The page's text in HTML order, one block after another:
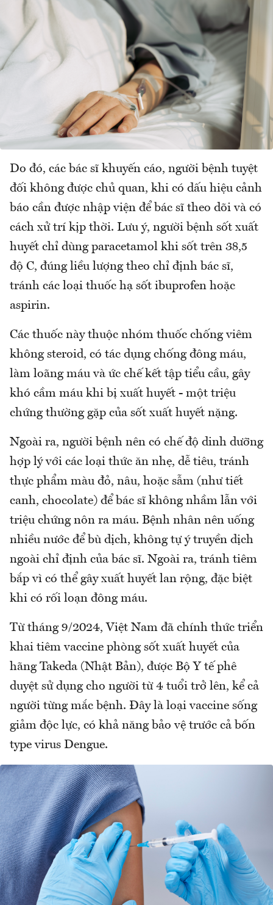
Do đó, các bác sĩ khuyến cáo, người bệnh tuyệt
đối không được chủ quan, khi có dấu hiệu cảnh
báo cần được nhập viện để bác sĩ theo dõi và có
cách xử trí kịp thời. Lưu ý, người bệnh sốt xuất
huyết chỉ dùng paracetamol khi sốt trên 38,5
độ C, đúng liều lượng theo chỉ định bác sĩ,
tránh các loại thuốc hạ sốt ibuprofen hoặc
aspirin.
Các thuốc này thuộc nhóm thuốc chống viêm
không steroid, có tác dụng chống đông máu,
làm loãng máu và ức chế kết tập tiểu cầu, gây
khó cầm máu khi bị xuất huyết - một triệu
chứng thường gặp của sốt xuất huyết nặng.
Ngoài ra, người bệnh nên có chế độ dinh dưỡng
hợp lý với các loại thức ăn nhẹ, dễ tiêu, tránh
thực phẩm màu đỏ, nâu, hoặc sẫm (như tiết
canh, chocolate) để bác sĩ không nhầm lẫn với
triệu chứng nôn ra máu. Bệnh nhân nên uống
nhiều nước để bù dịch, không tự ý truyền dịch
ngoài chỉ định của bác sĩ. Ngoài ra, tránh tiêm
bắp vì có thể gây xuất huyết lan rộng, đặc biệt
khi có rối loạn đông máu.
Từ tháng 9/2024, Việt Nam đã chính thức triển
khai tiêm vaccine phòng sốt xuất huyết của
hãng Takeda (Nhật Bản), được Bộ Y tế phê
duyệt sử dụng cho người từ 4 tuổi trở lên, kể cả
người từng mắc bệnh. Đây là loại vaccine sống
giảm độc lực, có khả năng bảo vệ trước cả bốn
type virus Dengue.